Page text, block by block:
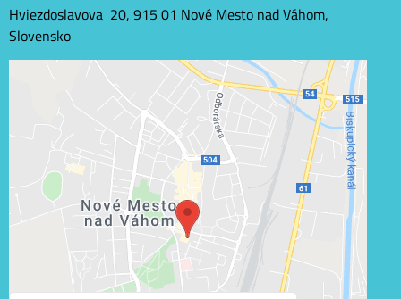
Hviezdoslavova 20, 915 01 Nové Mesto nad Váhom,
Slovensko
Externý obsah je blokovaný Voľbami súkromia
Prajete si načítať externý obsah?
Povoliť tentokrát
Povoliť a zapamätať - súhlas s druhom cookie: